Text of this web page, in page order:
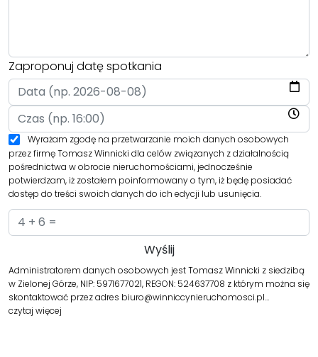
Zaproponuj datę spotkania
Wyrażam zgodę na przetwarzanie moich danych osobowych
przez firmę Tomasz Winnicki dla celów związanych z działalnością
pośrednictwa w obrocie nieruchomościami, jednocześnie
potwierdzam, iż zostałem poinformowany o tym, iż będę posiadać
dostęp do treści swoich danych do ich edycji lub usunięcia.
Administratorem danych osobowych jest Tomasz Winnicki z siedzibą
w Zielonej Górze, NIP: 5971677021, REGON: 524637708 z którym można się
skontaktować przez adres biuro@winniccynieruchomosci.pl…
czytaj więcej